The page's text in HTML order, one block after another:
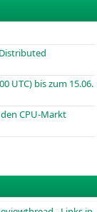
UTC) bis zum 15.06.
CPU-Markt